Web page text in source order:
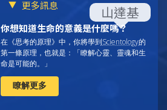
更多訊息
你想知道生命的意義是什麼嗎？
在《思考的原理》中，你將學到Scientology的
第一條原理， 也就是：「瞭解心靈、靈魂和生
命是可能的。」
瞭解更多